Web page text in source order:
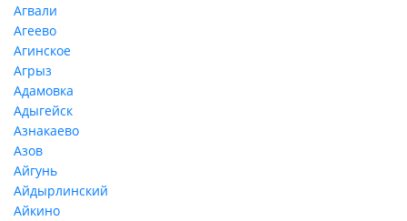
Агвали
Агеево
Агинское
Агрыз
Адамовка
Адыгейск
Азнакаево
Азов
Айгунь
Айдырлинский
Айкино